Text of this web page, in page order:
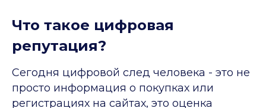
Что такое цифровая
репутация?
Сегодня цифровой след человека - это не
просто информация о покупках или
регистрациях на сайтах, это оценка